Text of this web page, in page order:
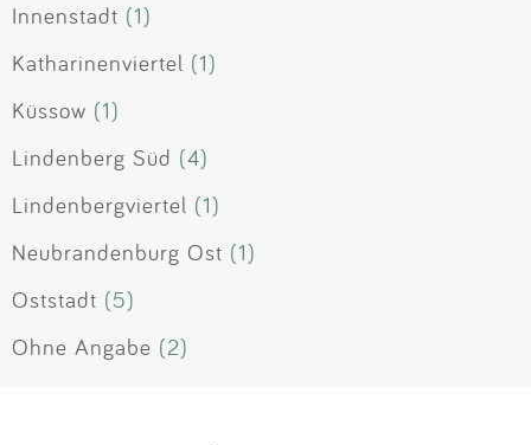
Innenstadt (1)
Katharinenviertel (1)
Küssow (1)
Lindenberg Süd (4)
Lindenbergviertel (1)
Neubrandenburg Ost (1)
Oststadt (5)
Ohne Angabe (2)